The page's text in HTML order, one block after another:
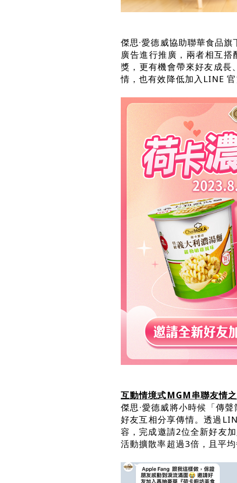
傑思·愛德威協助聯華食品
廣告進行推廣，兩者相互
獎，更有機會帶來好友成長
情，也有效降低加入LINE
互動情境式MGM串聯友情
傑思·愛德威將小時候「傳
好友互相分享傳情。透過
容，完成邀請2位全新好友
活動擴散率超過3倍，且平